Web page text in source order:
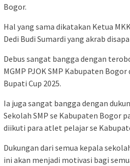
Bogor.
Hal yang sama dikatakan Ketua
Dedi Budi Sumardi yang akrab
Debus sangat bangga dengan
MGMP PJOK SMP Kabupaten
Bupati Cup 2025.
Ia juga sangat bangga dengan
Sekolah SMP se Kabupaten Bogor
diikuti para atlet pelajar se
Dukungan dari semua kepala
ini akan menjadi motivasi bagi